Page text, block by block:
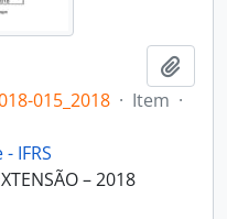
015_2018 · Item ·
IFRS
– 2018